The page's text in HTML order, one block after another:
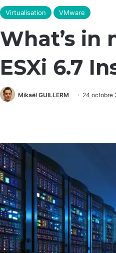
Virtualisation VMware
What’s in
ESXi 6.7
Mikaël GUILLERM 24 octobre